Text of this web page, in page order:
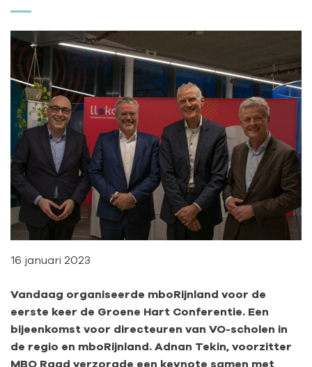
16 januari 2023
Vandaag organiseerde mboRijnland voor de
eerste keer de Groene Hart Conferentie. Een
bijeenkomst voor directeuren van VO-scholen in
de regio en mboRijnland. Adnan Tekin, voorzitter
MBO Raad verzorgde een keynote samen met